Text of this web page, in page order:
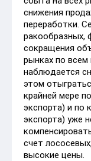
снижения
переработки.
ракообразных,
сокращения
рынках по
наблюдается
этом
крайней мере
экспорта) и по
экспорта) уже
счет
высокие цены.